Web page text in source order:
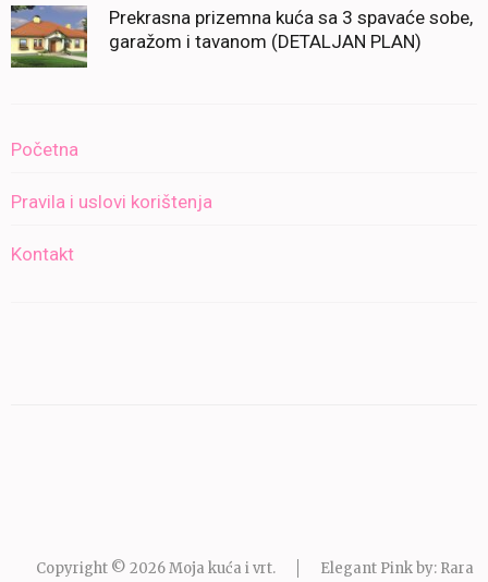
Prekrasna prizemna kuća sa 3 spavaće sobe,
garažom i tavanom (DETALJAN PLAN)
Početna
Pravila i uslovi korištenja
Kontakt
Copyright © 2026Moja kuća i vrt. Elegant Pink by: Rara